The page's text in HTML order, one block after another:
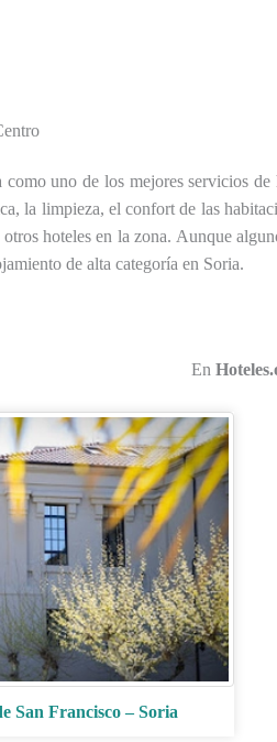
uno de los mejores servicios
la limpieza, el confort de las
hoteles en la zona. Aunque
de alta categoría en Soria.
En
San Francisco – Soria